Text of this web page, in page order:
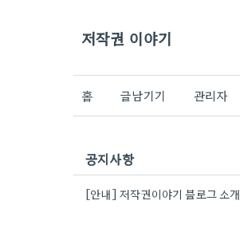
저작권 이야기
홈 글남기기 관리자
공지사항
[안내] 저작권이야기 블로그 소개